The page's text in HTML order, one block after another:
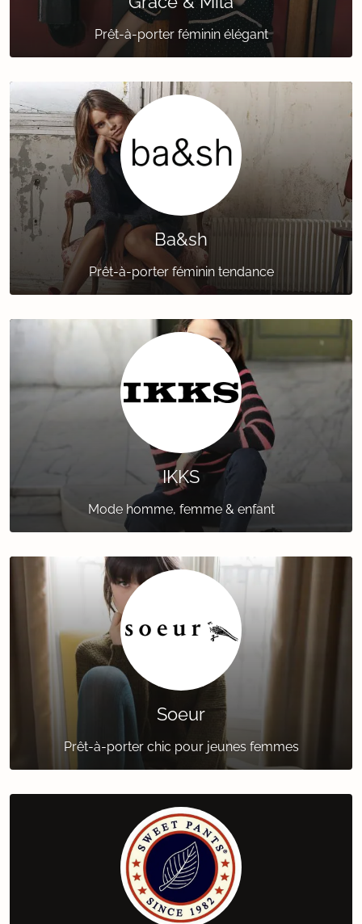
Prêt-à-porter féminin élégant
Ba&sh
Prêt-à-porter féminin tendance
IKKS
Mode homme, femme & enfant
Soeur
Prêt-à-porter chic pour jeunes femmes